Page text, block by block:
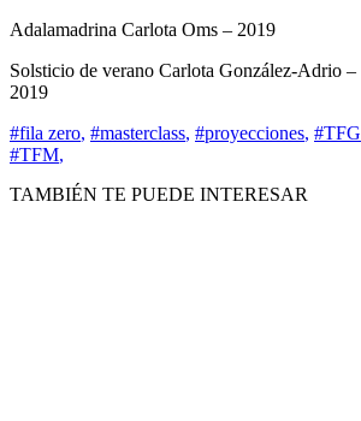
Adalamadrina Carlota Oms – 2019
Solsticio de verano Carlota González-Adrio –
2019
#fila zero, #masterclass, #proyecciones, #TFG
#TFM,
TAMBIÉN TE PUEDE INTERESAR